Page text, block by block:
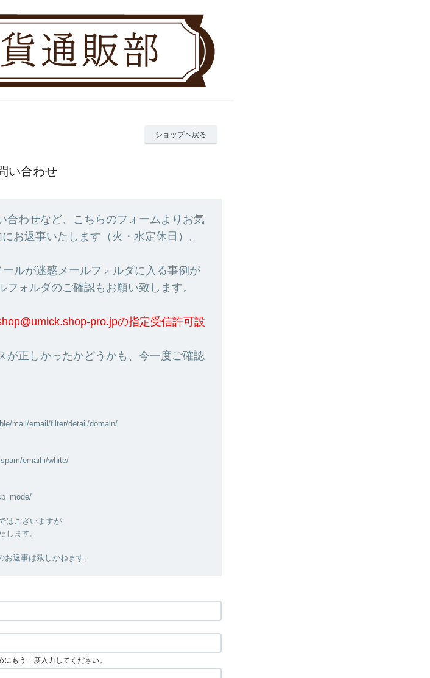
ショップへ戻る
い合わせ
合わせなど、こちらのフォームよりお気
お返事いたします（火・水定休日）。
ルが迷惑メールフォルダに入る事例が
ォルダのご確認もお願い致します。
pro.jpの指定受信許可設
が正しかったかどうかも、今一度ご確認
mail/email/filter/detail/domain/
email-i/white/
はございますが
します。
返事は致しかねます。
もう一度入力してください。